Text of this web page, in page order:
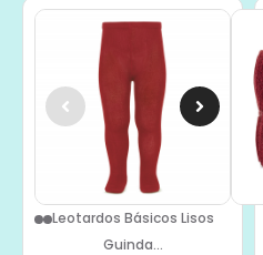
Leotardos Básicos Lisos
Guinda...